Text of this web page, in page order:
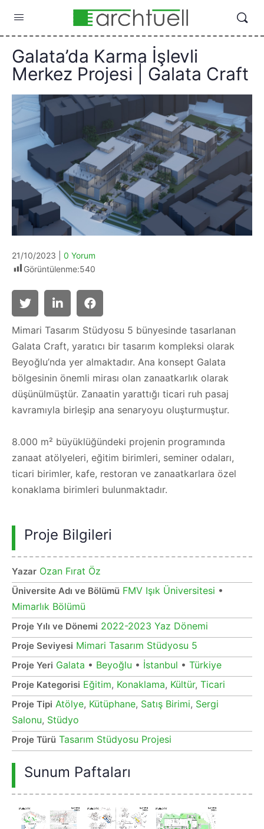
Galata’da Karma İşlevli
Merkez Projesi | Galata Craft
21/10/2023 | 0 Yorum
Görüntülenme:540
Mimari Tasarım Stüdyosu 5 bünyesinde tasarlanan
Galata Craft, yaratıcı bir tasarım kompleksi olarak
Beyoğlu’nda yer almaktadır. Ana konsept Galata
bölgesinin önemli mirası olan zanaatkarlık olarak
düşünülmüştür. Zanaatin yarattığı ticari ruh pasaj
kavramıyla birleşip ana senaryoyu oluşturmuştur.
8.000 m² büyüklüğündeki projenin programında
zanaat atölyeleri, eğitim birimleri, seminer odaları,
ticari birimler, kafe, restoran ve zanaatkarlara özel
konaklama birimleri bulunmaktadır.
Proje Bilgileri
Yazar Ozan Fırat Öz
Üniversite Adı ve Bölümü FMV Işık Üniversitesi •
Mimarlık Bölümü
Proje Yılı ve Dönemi 2022-2023 Yaz Dönemi
Proje Seviyesi Mimari Tasarım Stüdyosu 5
Proje Yeri Galata • Beyoğlu • İstanbul • Türkiye
Proje Kategorisi Eğitim, Konaklama, Kültür, Ticari
Proje Tipi Atölye, Kütüphane, Satış Birimi, Sergi
Salonu, Stüdyo
Proje Türü Tasarım Stüdyosu Projesi
Sunum Paftaları